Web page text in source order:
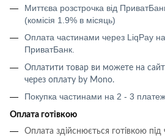
Миттєва розстрочка від
(комісія 1.9% в місяць)
Оплата частинами через LiqPay на
ПриватБанк.
Оплатити товар ви можете на
через оплату by Mono.
Покупка частинами на 2 - 3
Оплата готівкою
Оплата здійснюється готівкою